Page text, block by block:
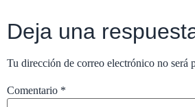
Deja una
Tu dirección de correo electrónico no será
Comentario *